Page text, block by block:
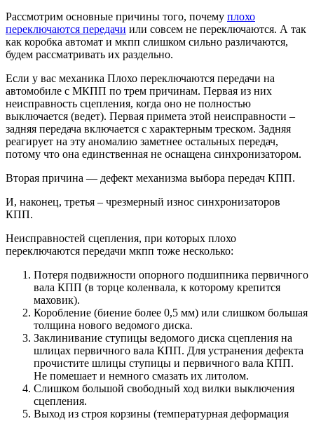
Рассмотрим основные причины того, почему плохо
переключаются передачи или совсем не переключаются. А так
как коробка автомат и мкпп слишком сильно различаются,
будем рассматривать их раздельно.
Если у вас механика Плохо переключаются передачи на
автомобиле с МКПП по трем причинам. Первая из них
неисправность сцепления, когда оно не полностью
выключается (ведет). Первая примета этой неисправности –
задняя передача включается с характерным треском. Задняя
реагирует на эту аномалию заметнее остальных передач,
потому что она единственная не оснащена синхронизатором.
Вторая причина — дефект механизма выбора передач КПП.
И, наконец, третья – чрезмерный износ синхронизаторов
КПП.
Неисправностей сцепления, при которых плохо
переключаются передачи мкпп тоже несколько:
Потеря подвижности опорного подшипника первичного
вала КПП (в торце коленвала, к которому крепится
маховик).
Коробление (биение более 0,5 мм) или слишком большая
толщина нового ведомого диска.
Заклинивание ступицы ведомого диска сцепления на
шлицах первичного вала КПП. Для устранения дефекта
прочистите шлицы ступицы и первичного вала КПП.
Не помешает и немного смазать их литолом.
Слишком большой свободный ход вилки выключения
сцепления.
Выход из строя корзины (температурная деформация